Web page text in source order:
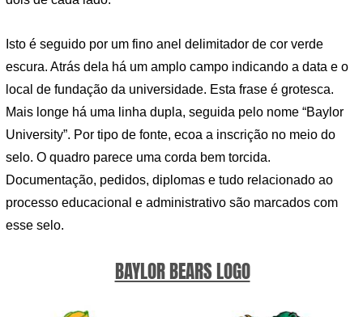
Isto é seguido por um fino anel delimitador de cor verde
escura. Atrás dela há um amplo campo indicando a data e o
local de fundação da universidade. Esta frase é grotesca.
Mais longe há uma linha dupla, seguida pelo nome “Baylor
University”. Por tipo de fonte, ecoa a inscrição no meio do
selo. O quadro parece uma corda bem torcida.
Documentação, pedidos, diplomas e tudo relacionado ao
processo educacional e administrativo são marcados com
esse selo.
BAYLOR BEARS LOGO